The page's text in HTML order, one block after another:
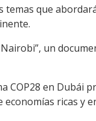
temas que
un
COP28 en Dubái
economías ricas y